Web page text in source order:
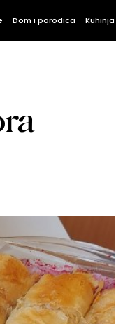
Dom i porodica Kuhinja